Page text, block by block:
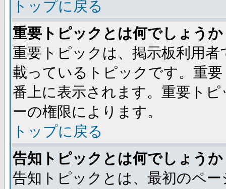
トップに戻る
重要トピックとは何でしょうか
重要トピックは、掲示板利用
載っているトピックです。重
番上に表示されます。重要ト
ーの権限によります。
トップに戻る
告知トピックとは何でしょうか
告知トピックとは、最初のペ